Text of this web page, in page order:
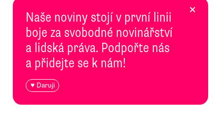
Naše noviny stojí v první linii
boje za svobodné novinářství
a lidská práva. Podpořte nás
a přidejte se k nám!
♥ Daruji
×